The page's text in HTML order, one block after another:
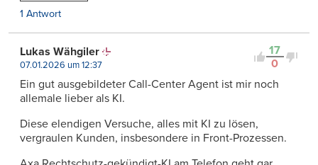
1 Antwort
17
0
Lukas Wähgiler
07.01.2026 um 12:37
Ein gut ausgebildeter Call-Center Agent ist mir noch
allemale lieber als KI.
Diese elendigen Versuche, alles mit KI zu lösen,
vergraulen Kunden, insbesondere in Front-Prozessen.